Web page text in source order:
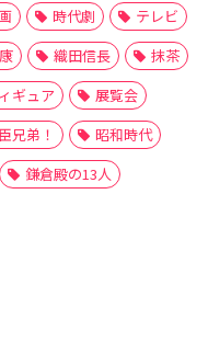
時代劇
テレビ
織田信長
抹茶
ギュア
展覧会
兄弟！
昭和時代
鎌倉殿の13人